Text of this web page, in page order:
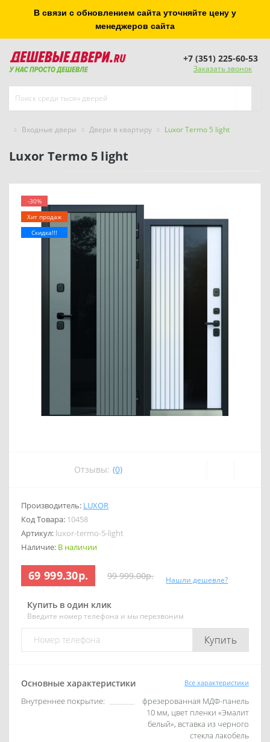
В связи с обновлением сайта уточняйте цену у
менеджеров сайта
+7 (351) 225-60-53
Заказать звонок
Входные двери Двери в квартиру Luxor Termo 5 light
Luxor Termo 5 light
-30%
Хит продаж
Скидка!!!
Отзывы: (0)
Производитель: LUXOR
Код Товара: 10458
Артикул: luxor-termo-5-light
Наличие: В наличии
69 999.30р. 99 999.00р. Нашли дешевле?
Купить в один клик
Введите номер телефона и мы перезвоним
Купить
Основные характеристики Все характеристики
Внутреннее покрытие:
фрезерованная МДФ-панель
10 мм, цвет пленки «Эмалит
белый», вставка из черного
стекла лакобель